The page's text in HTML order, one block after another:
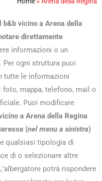
b&b vicino a Arena della
direttamente
informazioni o un
Per ogni struttura puoi
tutte le informazioni
mappa, telefono, mail o
Puoi modificare
a Arena della Regina
(nel menu a sinistra)
qualsiasi tipologia di
di o selezionare altre
potrà rispondere